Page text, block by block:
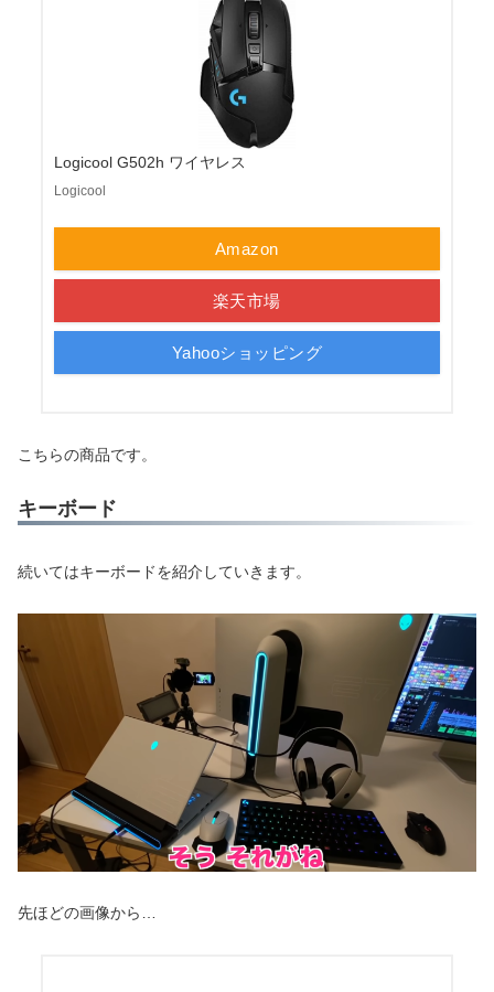
Logicool G502h ワイヤレス
Logicool
Amazon
楽天市場
Yahooショッピング
こちらの商品です。
キーボード
続いてはキーボードを紹介していきます。
先ほどの画像から…